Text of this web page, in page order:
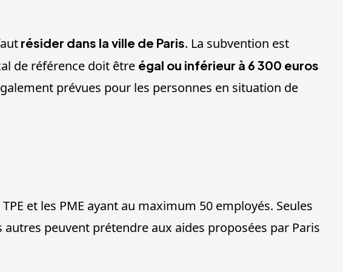
résider dans la ville de Paris. La subvention est
de référence doit être égal ou inférieur à 6 300 euros
prévues pour les personnes en situation de
et les PME ayant au maximum 50 employés. Seules
peuvent prétendre aux aides proposées par Paris